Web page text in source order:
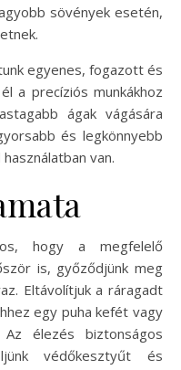
sövények esetén,
egyenes, fogazott és
a precíziós munkákhoz
ágak vágására
és legkönnyebb
van.
hogy a megfelelő
is, győződjünk meg
Eltávolítjuk a ráragadt
egy puha kefét vagy
Az élezés biztonságos
védőkesztyűt és